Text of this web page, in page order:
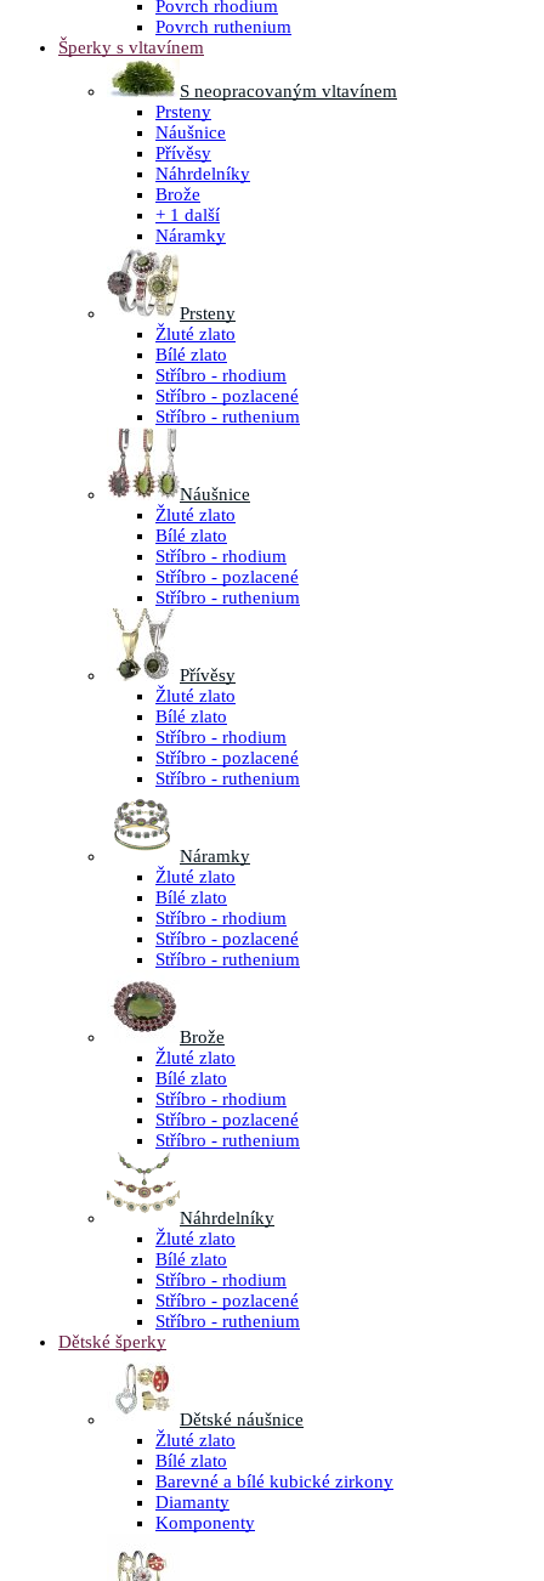
Povrch rhodium
Povrch ruthenium
Šperky s vltavínem
S neopracovaným vltavínem
Prsteny
Náušnice
Přívěsy
Náhrdelníky
Brože
+ 1 další
Náramky
Prsteny
Žluté zlato
Bílé zlato
Stříbro - rhodium
Stříbro - pozlacené
Stříbro - ruthenium
Náušnice
Žluté zlato
Bílé zlato
Stříbro - rhodium
Stříbro - pozlacené
Stříbro - ruthenium
Přívěsy
Žluté zlato
Bílé zlato
Stříbro - rhodium
Stříbro - pozlacené
Stříbro - ruthenium
Náramky
Žluté zlato
Bílé zlato
Stříbro - rhodium
Stříbro - pozlacené
Stříbro - ruthenium
Brože
Žluté zlato
Bílé zlato
Stříbro - rhodium
Stříbro - pozlacené
Stříbro - ruthenium
Náhrdelníky
Žluté zlato
Bílé zlato
Stříbro - rhodium
Stříbro - pozlacené
Stříbro - ruthenium
Dětské šperky
Dětské náušnice
Žluté zlato
Bílé zlato
Barevné a bílé kubické zirkony
Diamanty
Komponenty